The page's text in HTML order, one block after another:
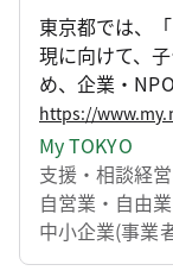
東京都では、
現に向けて、
め、企業・
連携しながら
ルムーブメン
環として、子
こどもスマイ
どもスマイル
My TOKYO
支援・相談経
自営業・自由
中小企業(事業